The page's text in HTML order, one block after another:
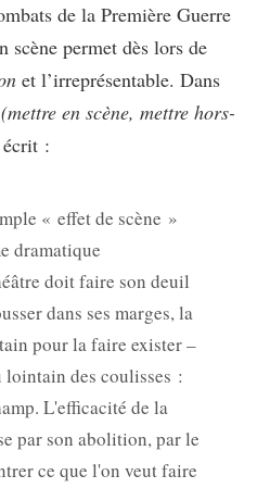
de la Première Guerre
scène permet dès lors de
et l’irreprésentable. Dans
en scène, mettre hors-
:
« effet de scène »
dramatique
doit faire son deuil
dans ses marges, la
pour la faire exister –
des coulisses :
L'efficacité de la
par son abolition, par le
ce que l'on veut faire